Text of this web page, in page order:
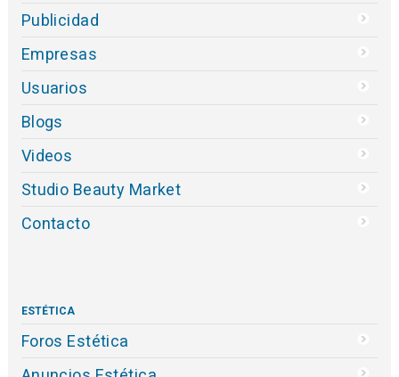
Publicidad
Empresas
Usuarios
Blogs
Videos
Studio Beauty Market
Contacto
ESTÉTICA
Foros Estética